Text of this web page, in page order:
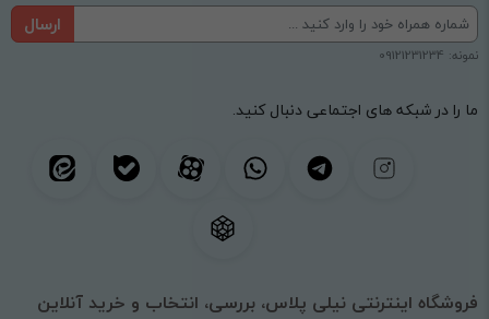
ارسال
نمونه: 09121231234
ما را در شبکه های اجتماعی دنبال کنید.
فروشگاه اینترنتی نیلی پلاس، بررسی، انتخاب و خرید آنلاین